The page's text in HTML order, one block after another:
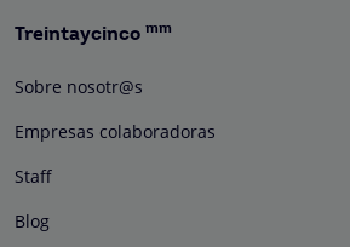
Treintaycinco mm
Sobre nosotr@s
Empresas colaboradoras
Staff
Blog